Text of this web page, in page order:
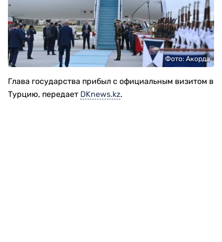
Фото: Акорда
Глава государства прибыл с официальным визитом в
Турцию, передает DKnews.kz.